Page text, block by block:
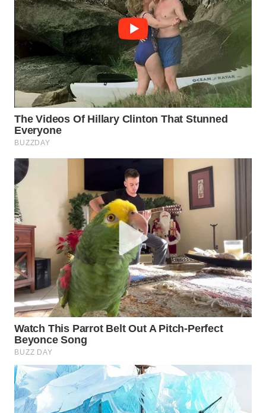
SUMEDANG
WN
CIANJUR
WN
KEPULAUAN
SERIBU
WN
WN
CIREBON
WN
INDRAMAYU
WN
KUNINGAN
WN
MAJALENGKA
WN